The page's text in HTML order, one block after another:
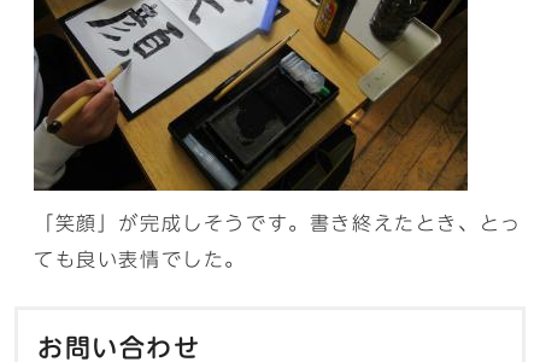
「笑顔」が完成しそうです。書き終えたとき、とっ
ても良い表情でした。
お問い合わせ